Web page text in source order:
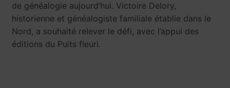
de généalogie aujourd’hui. Victoire Delory,
historienne et généalogiste familiale établie dans le
Nord, a souhaité relever le défi, avec l’appui des
éditions du Puits fleuri.